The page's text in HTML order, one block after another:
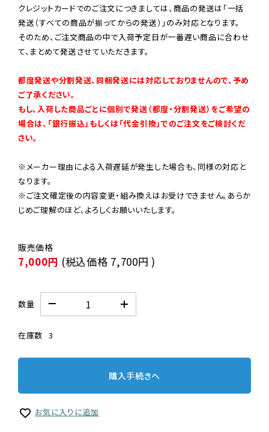
クレジットカードでのご注文につきましては、商品の発送は「一括
発送（すべての商品が揃ってからの発送）」のみ対応となります。
そのため、ご注文商品の中で入荷予定日が一番遅い商品に合わせ
て、まとめて発送させていただきます。
都度発送や分割発送、同梱発送には対応しておりませんので、予め
ご了承ください。
もし、入荷した商品ごとに個別で発送（都度・分割発送）をご希望の
場合は、「銀行振込」もしくは「代金引換」でのご注文をご検討くだ
さい。
※メーカー理由による入荷遅延が発生した場合も、同様の対応と
なります。
※ご注文確定後の内容変更・組み換えはお受けできません。あらか
じめご理解のほど、よろしくお願いいたします。
7,000円 (税込価格 7,700円 )
数量
在庫数 3
購入手続きへ
お気に入りに追加